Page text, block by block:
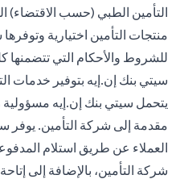
التأمين الطبي (حسب الاقتضاء)
منتجات التأمين اختيارية
للشروط والأحكام التي تتضمنها
سيتي بنك إن.إيه بتوفير خدمات
يتحمل سيتي بنك إن.إيه
مقدمة إلى شركة التأمين. يوفر
العملاء عن طريق استلام
شركة التأمين، بالإضافة إلى